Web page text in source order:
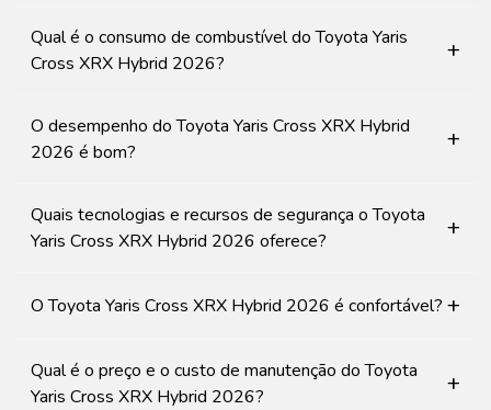
Qual é o consumo de combustível do Toyota Yaris
Cross XRX Hybrid 2026?
+
O desempenho do Toyota Yaris Cross XRX Hybrid
2026 é bom?
+
Quais tecnologias e recursos de segurança o Toyota
Yaris Cross XRX Hybrid 2026 oferece?
+
O Toyota Yaris Cross XRX Hybrid 2026 é confortável? +
Qual é o preço e o custo de manutenção do Toyota
Yaris Cross XRX Hybrid 2026?
+